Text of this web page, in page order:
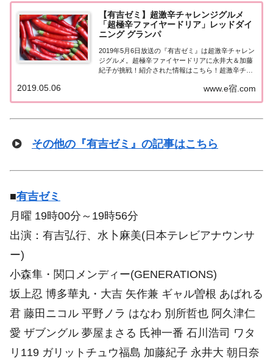
【有吉ゼミ】超激辛チャレンジグルメ
「超極辛ファイヤードリア」レッドダイ
ニング グランパ
2019年5月6日放送の『有吉ゼミ』は超激辛チャレン
ジグルメ。超極辛ファイヤードリアに永井大＆加藤
紀子が挑戦！紹介された情報はこちら！超激辛チャ
辛チャレンジグルメ」は『超激辛ドリア』！挑戦す
るのはガリットチュウ福島さん、肉体派俳優 永...
www.e宿.com
2019.05.06
その他の『有吉ゼミ』の記事はこちら
■有吉ゼミ
月曜 19時00分～19時56分
出演：有吉弘行、水卜麻美(日本テレビアナウンサ
ー)
小森隼・関口メンディー(GENERATIONS)
坂上忍 博多華丸・大吉 矢作兼 ギャル曽根 あばれる
君 藤田ニコル 平野ノラ はなわ 別所哲也 阿久津仁
愛 ザブングル 夢屋まさる 氏神一番 石川浩司 ワタ
リ119 ガリットチュウ福島 加藤紀子 永井大 朝日奈